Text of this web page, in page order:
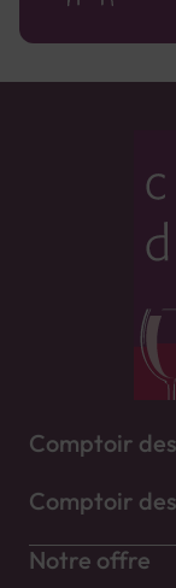
Comptoir
Comptoir
Notre offre